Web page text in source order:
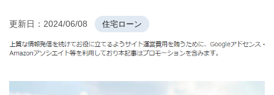
更新日： 2024/06/08 住宅ローン